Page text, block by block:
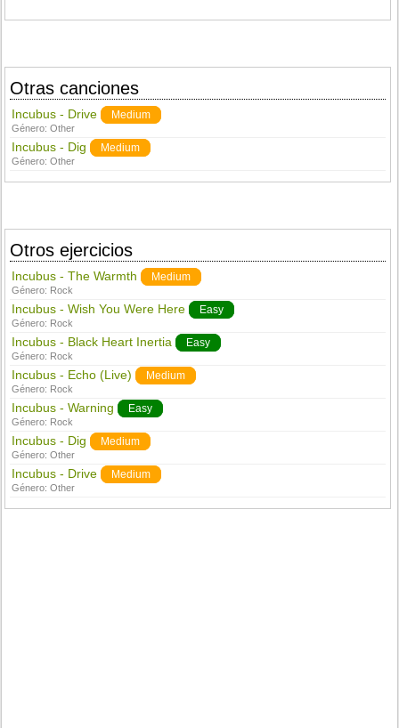
Otras canciones
Incubus - Drive Medium
Género:Other
Incubus - Dig Medium
Género:Other
Otros ejercicios
Incubus - The Warmth Medium
Género: Rock
Incubus - Wish You Were Here Easy
Género: Rock
Incubus - Black Heart Inertia Easy
Género: Rock
Incubus - Echo (Live) Medium
Género: Rock
Incubus - Warning Easy
Género: Rock
Incubus - Dig Medium
Género:Other
Incubus - Drive Medium
Género:Other